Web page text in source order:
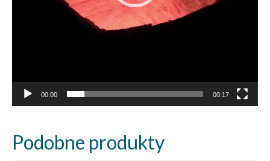
00:00 00:17
Podobne produkty